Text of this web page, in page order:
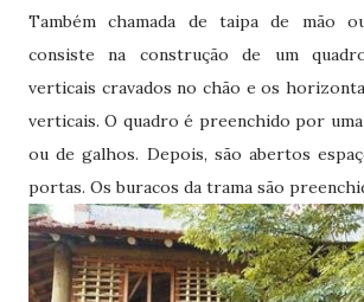
Também chamada de taipa de mão
consiste na construção de um
verticais cravados no chão e os
verticais. O quadro é preenchido por
ou de galhos. Depois, são abertos
portas. Os buracos da trama são